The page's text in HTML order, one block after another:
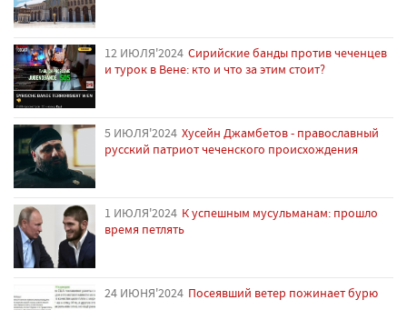
12 ИЮЛЯ'2024 Сирийские банды против чеченцев
и турок в Вене: кто и что за этим стоит?
5 ИЮЛЯ'2024 Хусейн Джамбетов - православный
русский патриот чеченского происхождения
1 ИЮЛЯ'2024 К успешным мусульманам: прошло
время петлять
24 ИЮНЯ'2024 Посеявший ветер пожинает бурю